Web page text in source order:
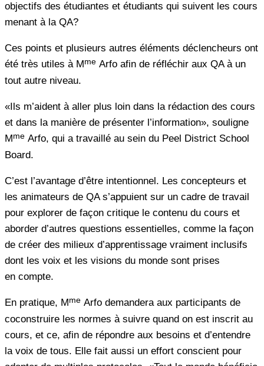
objectifs des étudiantes et étudiants qui suivent les cours
menant à la QA?
Ces points et plusieurs autres éléments déclencheurs ont
été très utiles à Mme Arfo afin de réfléchir aux QA à un
tout autre niveau.
«Ils m’aident à aller plus loin dans la rédaction des cours
et dans la manière de présenter l’information», souligne
Mme Arfo, qui a travaillé au sein du Peel District School
Board.
C’est l’avantage d’être intentionnel. Les concepteurs et
les animateurs de QA s’appuient sur un cadre de travail
pour explorer de façon critique le contenu du cours et
aborder d’autres questions essentielles, comme la façon
de créer des milieux d’apprentissage vraiment inclusifs
dont les voix et les visions du monde sont prises
en compte.
En pratique, Mme Arfo demandera aux participants de
coconstruire les normes à suivre quand on est inscrit au
cours, et ce, afin de répondre aux besoins et d’entendre
la voix de tous. Elle fait aussi un effort conscient pour